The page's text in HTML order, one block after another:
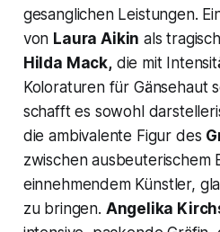
gesanglichen Leistungen.
von Laura Aikin als
Hilda Mack, die mit
Koloraturen für Gänsehaut
schafft es sowohl
die ambivalente Figur des
zwischen ausbeuterischem
einnehmendem Künstler,
zu bringen. Angelika